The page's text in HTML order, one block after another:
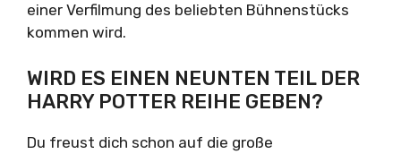
einer Verfilmung des beliebten Bühnenstücks
kommen wird.
WIRD ES EINEN NEUNTEN TEIL DER
HARRY POTTER REIHE GEBEN?
Du freust dich schon auf die große